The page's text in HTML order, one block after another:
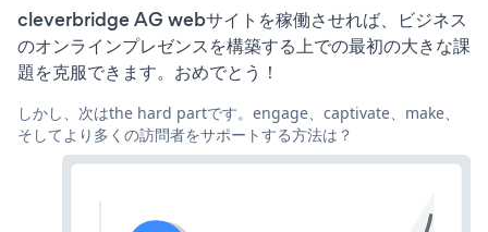
cleverbridge AG webサイトを稼働させれば、ビジネス
のオンラインプレゼンスを構築する上での最初の大きな課
題を克服できます。おめでとう！
しかし、次はthe hard partです。engage、captivate、make、
そしてより多くの訪問者をサポートする方法は？